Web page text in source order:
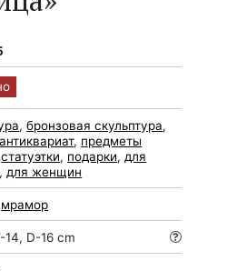
,бронзовая скульптура,
, предметы
статуэтки, подарки, для
, для женщин
мрамор
14, D-16 cm